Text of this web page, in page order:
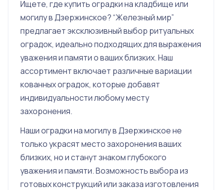
Ищете, где купить оградки на кладбище или
могилу в Дзержинское? “Железный мир”
предлагает эксклюзивный выбор ритуальных
оградок, идеально подходящих для выражения
уважения и памяти о ваших близких. Наш
ассортимент включает различные вариации
кованных оградок, которые добавят
индивидуальности любому месту
захоронения.
Наши оградки на могилу в Дзержинское не
только украсят место захоронения ваших
близких, но и станут знаком глубокого
уважения и памяти. Возможность выбора из
готовых конструкций или заказа изготовления